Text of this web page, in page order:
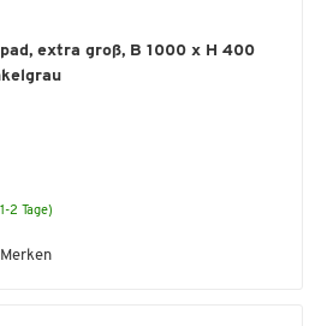
extra groß, B 1000 x H 400
2 Tage)
Merken